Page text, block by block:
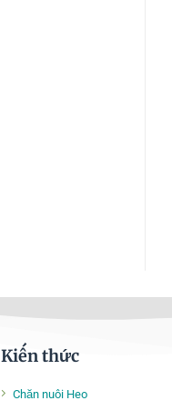
Kiến thức
Chăn nuôi Heo